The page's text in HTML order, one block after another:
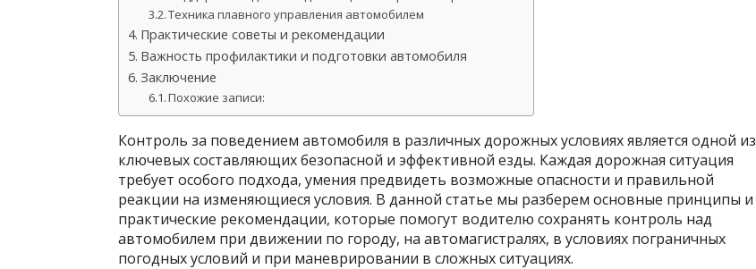
Техника плавного управления автомобилем
Практические советы и рекомендации
Важность профилактики и подготовки автомобиля
Заключение
Похожие записи:
Контроль за поведением автомобиля в различных дорожных условиях является одной из
ключевых составляющих безопасной и эффективной езды. Каждая дорожная ситуация
требует особого подхода, умения предвидеть возможные опасности и правильной
реакции на изменяющиеся условия. В данной статье мы разберем основные принципы и
практические рекомендации, которые помогут водителю сохранять контроль над
автомобилем при движении по городу, на автомагистралях, в условиях пограничных
погодных условий и при маневрировании в сложных ситуациях.